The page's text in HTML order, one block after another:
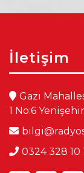
İletişim
Gazi
1 No:6
0324 328 10